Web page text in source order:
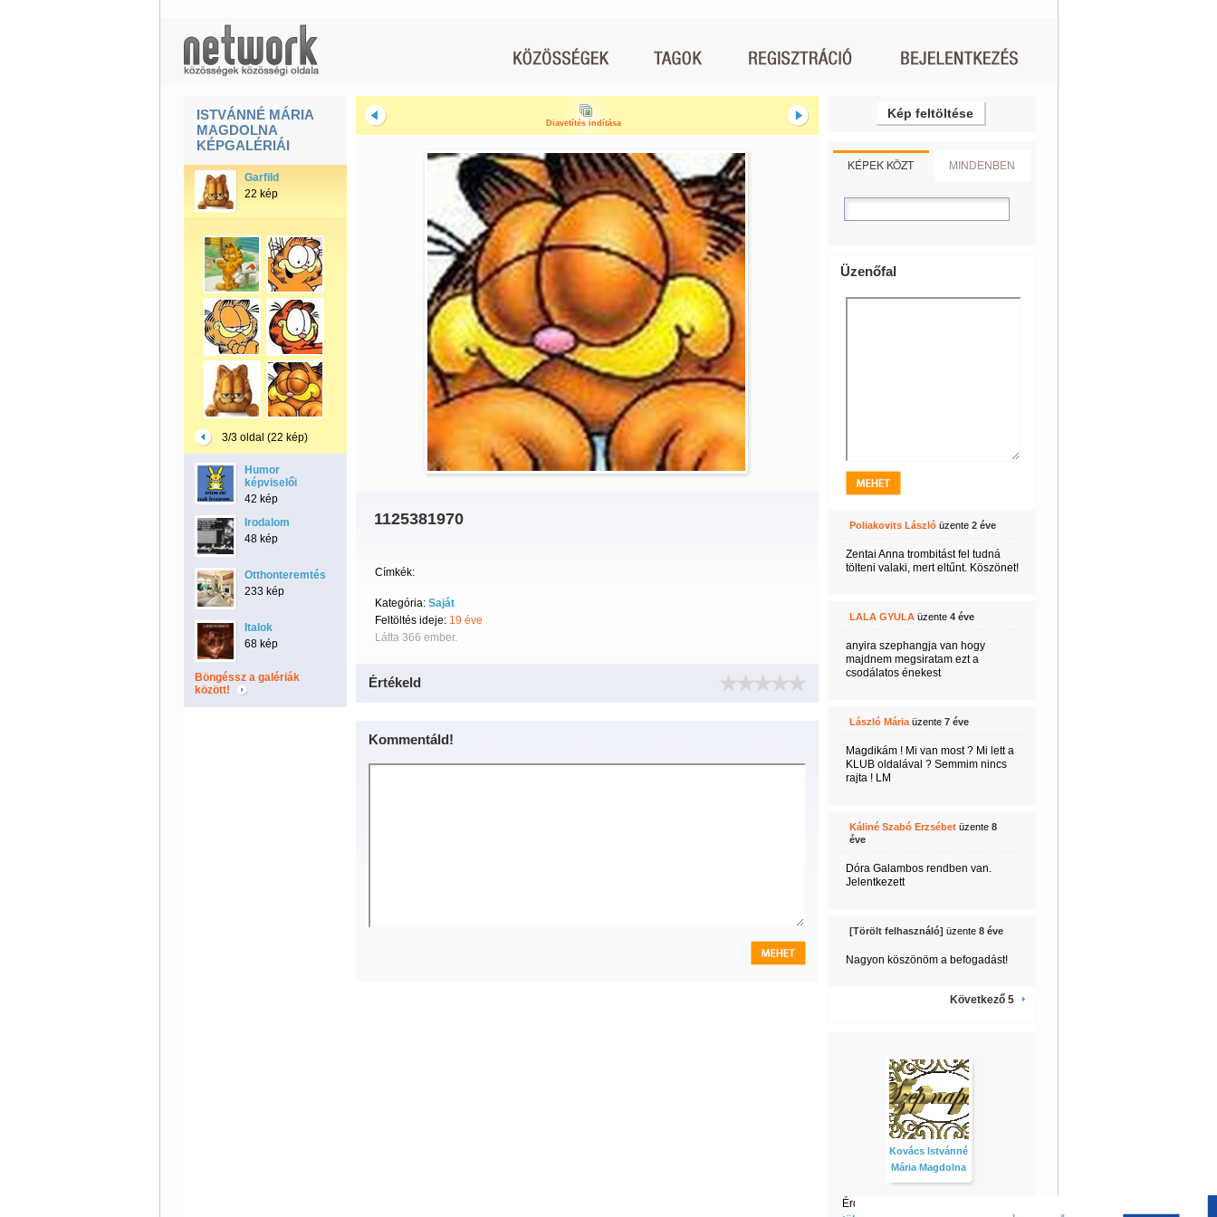
ISTVÁNNÉ MÁRIA
MAGDOLNA
KÉPGALÉRIÁI
Garfild
22 kép
3/3 oldal (22 kép)
Humor
képviselői
42 kép
Irodalom
48 kép
Otthonteremtés
233 kép
Italok
68 kép
Böngéssz a galériák
között!
Diavetítés indítása
1125381970
Címkék:
Kategória: Saját
Feltöltés ideje: 19 éve
Látta 366 ember.
Értékeld
Kommentáld!
Kép feltöltése
KÉPEK KÖZT MINDENBEN
Üzenőfal
Poliakovits Lászlóüzente 2 éve
Zentai Anna trombitást fel tudná
tölteni valaki, mert eltűnt. Köszönet!
LALA GYULAüzente 4 éve
anyira szephangja van hogy
majdnem megsiratam ezt a
csodálatos énekest
László Máriaüzente 7 éve
Magdikám ! Mi van most ? Mi lett a
KLUB oldalával ? Semmim nincs
rajta ! LM
Káliné Szabó Erzsébetüzente 8
éve
Dóra Galambos rendben van.
Jelentkezett
[Törölt felhasználó] üzente 8 éve
Nagyon köszönöm a befogadást!
Következő 5
Kovács Istvánné
Mária Magdolna
Érdekel Istvánné Mária Magdolna